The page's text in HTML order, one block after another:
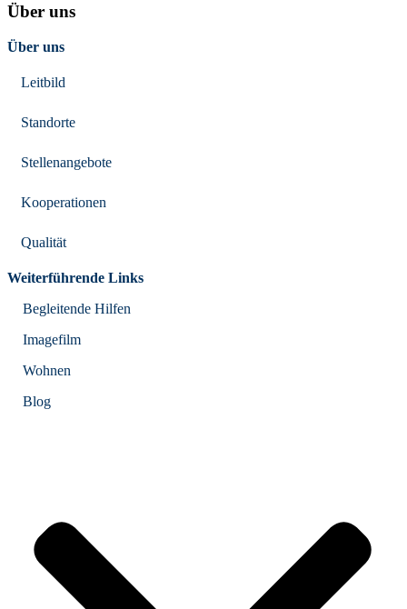
Über uns
Über uns
Leitbild
Standorte
Stellenangebote
Kooperationen
Qualität
Weiterführende Links
Begleitende Hilfen
Imagefilm
Wohnen
Blog